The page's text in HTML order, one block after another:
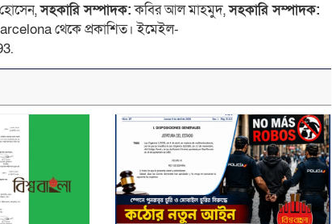
সহকারি সম্পাদক:কবির আল মাহমুদ,সহকারি সম্পাদক:
থেকে প্রকাশিত। ইমেইল-